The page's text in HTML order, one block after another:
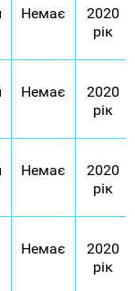
Немає
2020
рік
Немає
2020
рік
Немає
2020
рік
Немає
2020
рік